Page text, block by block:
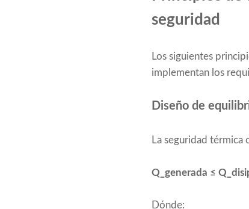
seguridad
Los siguientes
implementan los
Diseño de
La seguridad
Q_generada ≤
Dónde: